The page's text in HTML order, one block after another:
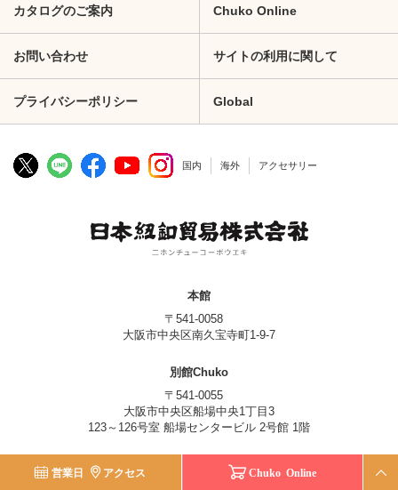
カタログのご案内 Chuko Online
お問い合わせ サイトの利用に関して
プライバシーポリシー Global
国内 海外 アクセサリー
本館
〒541-0058
大阪市中央区南久宝寺町1-9-7
別館Chuko
〒541-0055
大阪市中央区船場中央1丁目3
123～126号室 船場センタービル 2号館 1階
© Nippon Chuko Co., Ltd.
営業日 アクセス Chuko Online